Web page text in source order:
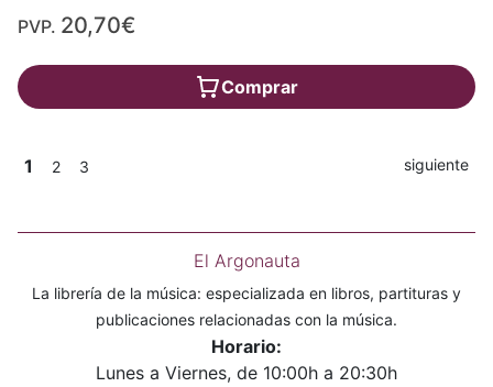
PVP. 20,70€
Comprar
1 2 3 siguiente
El Argonauta
La librería de la música: especializada en libros, partituras y
publicaciones relacionadas con la música.
Horario:
Lunes a Viernes, de 10:00h a 20:30h